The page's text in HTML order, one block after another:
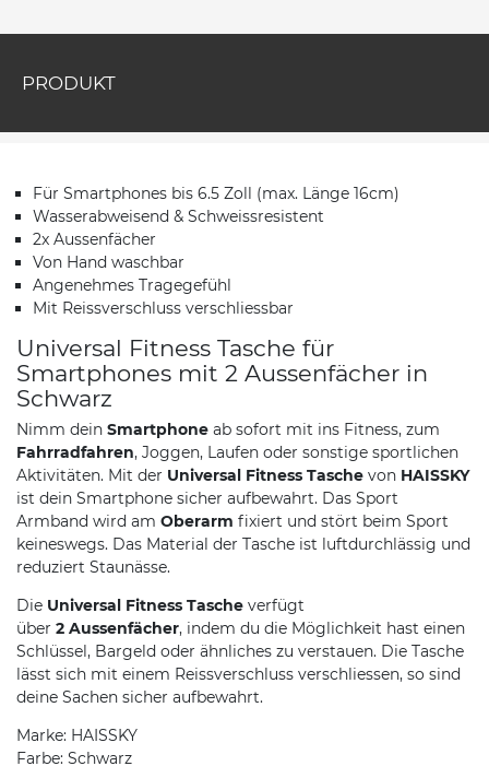
PRODUKT
Für Smartphones bis 6.5 Zoll (max. Länge 16cm)
Wasserabweisend & Schweissresistent
2x Aussenfächer
Von Hand waschbar
Angenehmes Tragegefühl
Mit Reissverschluss verschliessbar
Universal Fitness Tasche für
Smartphones mit 2 Aussenfächer in
Schwarz
Nimm dein Smartphone ab sofort mit ins Fitness, zum
Fahrradfahren, Joggen, Laufen oder sonstige sportlichen
Aktivitäten. Mit der Universal Fitness Tasche von HAISSKY
ist dein Smartphone sicher aufbewahrt. Das Sport
Armband wird am Oberarm fixiert und stört beim Sport
keineswegs. Das Material der Tasche ist luftdurchlässig und
reduziert Staunässe.
Die Universal Fitness Tasche verfügt
über 2 Aussenfächer, indem du die Möglichkeit hast einen
Schlüssel, Bargeld oder ähnliches zu verstauen. Die Tasche
lässt sich mit einem Reissverschluss verschliessen, so sind
deine Sachen sicher aufbewahrt.
Marke: HAISSKY
Farbe: Schwarz